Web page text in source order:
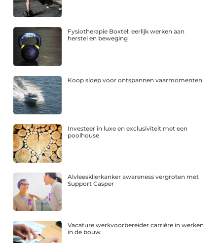
Fysiotherapie Boxtel: eerlijk werken aan
herstel en beweging
Koop sloep voor ontspannen vaarmomenten
Investeer in luxe en exclusiviteit met een
poolhouse
Alvleesklierkanker awareness vergroten met
Support Casper
Vacature werkvoorbereider carrière in werken
in de bouw